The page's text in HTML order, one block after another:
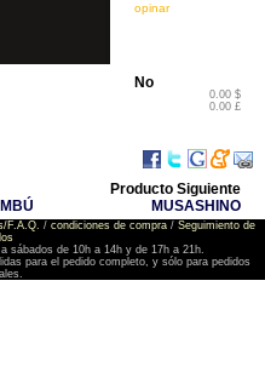
opinar
0.00 $
0.00 £
No
Producto Siguiente
MUSASHINO
F.A.Q. / condiciones de compra/ Seguimiento de
sábados de 10h a 14h y de 17h a 21h.
para el pedido completo, y sólo para pedidos